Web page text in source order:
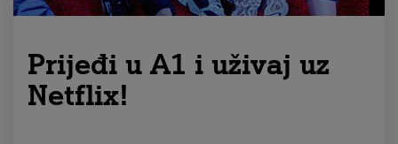
Prijeđi u A1 i uživaj uz
Netflix!